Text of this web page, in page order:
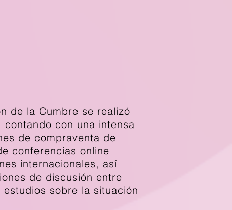
de la Cumbre se realizó
contando con una intensa
de compraventa de
conferencias online
internacionales, así
de discusión entre
sobre la situación